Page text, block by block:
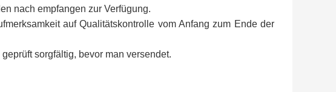
nach empfangen zur Verfügung.
auf Qualitätskontrolle vom Anfang zum Ende der
sorgfältig, bevor man versendet.